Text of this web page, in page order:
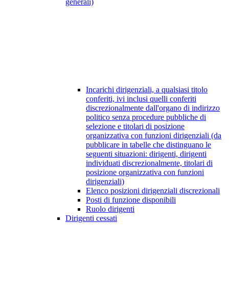
generali)
Incarichi dirigenziali, a qualsiasi titolo
conferiti, ivi inclusi quelli conferiti
discrezionalmente dall'organo di indirizzo
politico senza procedure pubbliche di
selezione e titolari di posizione
organizzativa con funzioni dirigenziali (da
pubblicare in tabelle che distinguano le
seguenti situazioni: dirigenti, dirigenti
individuati discrezionalmente, titolari di
posizione organizzativa con funzioni
dirigenziali)
Elenco posizioni dirigenziali discrezionali
Posti di funzione disponibili
Ruolo dirigenti
Dirigenti cessati